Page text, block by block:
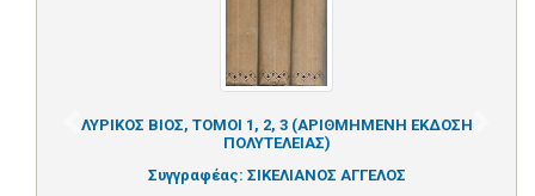
ΛΥΡΙΚΟΣ ΒΙΟΣ, ΤΟΜΟΙ 1, 2, 3 (ΑΡΙΘΜΗΜΕΝΗ ΕΚΔΟΣΗ
ΠΟΛΥΤΕΛΕΙΑΣ)
Συγγραφέας: ΣΙΚΕΛΙΑΝΟΣ ΑΓΓΕΛΟΣ
Previous